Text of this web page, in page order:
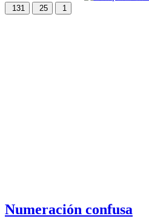
131 25 1
Numeración confusa